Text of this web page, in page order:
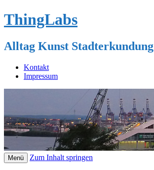
ThingLabs
Alltag Kunst Stadterkundung
Kontakt
Impressum
Menü Zum Inhalt springen